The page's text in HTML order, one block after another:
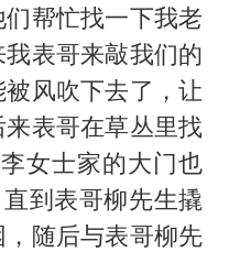
帮忙找一下我老
表哥来敲我们的
风吹下去了，让
表哥在草丛里找
女士家的大门也
到表哥柳先生撬
随后与表哥柳先